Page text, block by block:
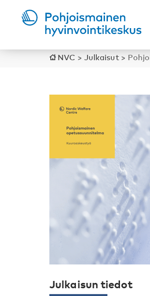
NVC > Julkaisut>
Julkaisun tiedot